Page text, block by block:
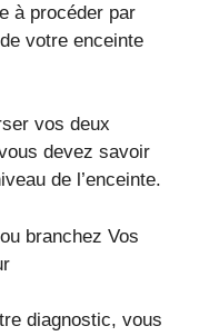
à procéder par
votre enceinte
vos deux
devez savoir
de l’enceinte.
diagnostic, vous